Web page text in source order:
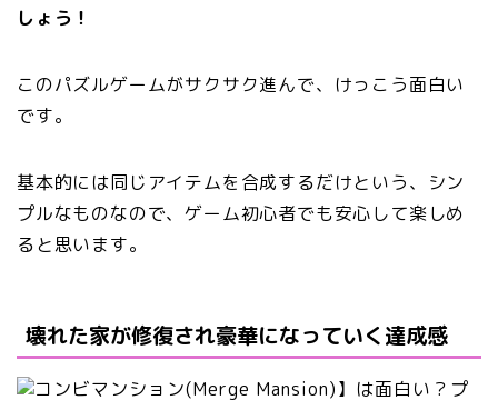
しょう！
このパズルゲームがサクサク進んで、けっこう面白い
です。
基本的には同じアイテムを合成するだけという、シン
プルなものなので、ゲーム初心者でも安心して楽しめ
ると思います。
壊れた家が修復され豪華になっていく達成感